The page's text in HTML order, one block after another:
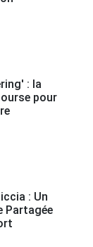
: la
pour
: Un
Partagée